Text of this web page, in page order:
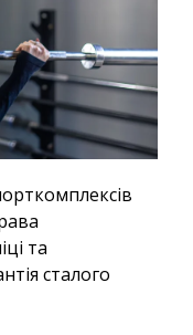
та
сталого